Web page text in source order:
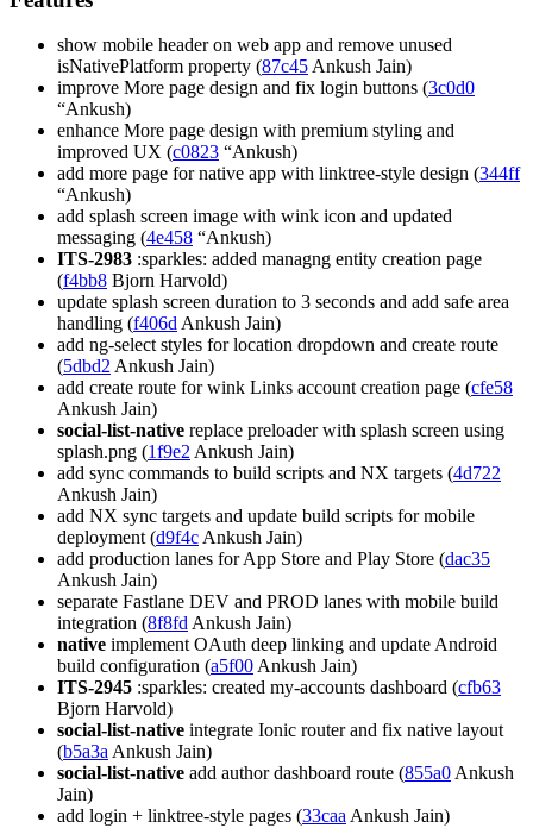
show mobile header on web app and remove unused
isNativePlatform property (87c45 Ankush Jain)
improve More page design and fix login buttons (3c0d0
“Ankush)
enhance More page design with premium styling and
improved UX (c0823 “Ankush)
add more page for native app with linktree-style design (344ff
“Ankush)
add splash screen image with wink icon and updated
messaging (4e458 “Ankush)
ITS-2983 :sparkles: added managng entity creation page
(f4bb8 Bjorn Harvold)
update splash screen duration to 3 seconds and add safe area
handling (f406d Ankush Jain)
add ng-select styles for location dropdown and create route
(5dbd2 Ankush Jain)
add create route for wink Links account creation page (cfe58
Ankush Jain)
social-list-native replace preloader with splash screen using
splash.png (1f9e2 Ankush Jain)
add sync commands to build scripts and NX targets (4d722
Ankush Jain)
add NX sync targets and update build scripts for mobile
deployment (d9f4c Ankush Jain)
add production lanes for App Store and Play Store (dac35
Ankush Jain)
separate Fastlane DEV and PROD lanes with mobile build
integration (8f8fd Ankush Jain)
native implement OAuth deep linking and update Android
build configuration (a5f00 Ankush Jain)
ITS-2945 :sparkles: created my-accounts dashboard (cfb63
Bjorn Harvold)
social-list-native integrate Ionic router and fix native layout
(b5a3a Ankush Jain)
social-list-native add author dashboard route (855a0 Ankush
Jain)
add login + linktree-style pages (33caa Ankush Jain)